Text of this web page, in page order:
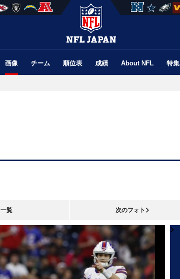
画像 チーム 順位表 成績 About NFL 特集
一覧 次のフォト